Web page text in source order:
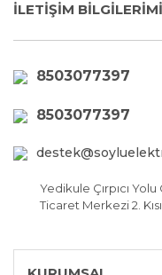
İLETİŞİM
8503077397
8503077397
Yedikule Çırpıcı
Ticaret Merkezi 2.